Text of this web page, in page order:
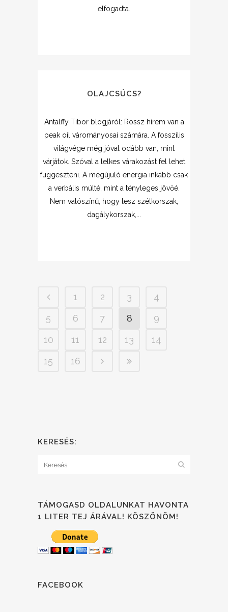
elfogadta.
OLAJCSÚCS?
Antalffy Tibor blogjáról: Rossz hírem van a
peak oil várományosai számára. A fosszilis
világvége még jóval odább van, mint
várjátok. Szóval a lelkes várakozást fel lehet
függeszteni. A megújuló energia inkább csak
a verbális múlté, mint a tényleges jövőé.
Nem valószínű, hogy lesz szélkorszak,
dagálykorszak,...
1 2 3
4
5
6 7 8
9
10
11 12 13
14
15
16
KERESÉS:
TÁMOGASD OLDALUNKAT HAVONTA
1 LITER TEJ ÁRÁVAL! KÖSZÖNÖM!
FACEBOOK